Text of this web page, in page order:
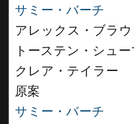
サミー・バーチ
アレックス・ブラウ
トーステン・シュ
クレア・テイラー
原案
サミー・バーチ